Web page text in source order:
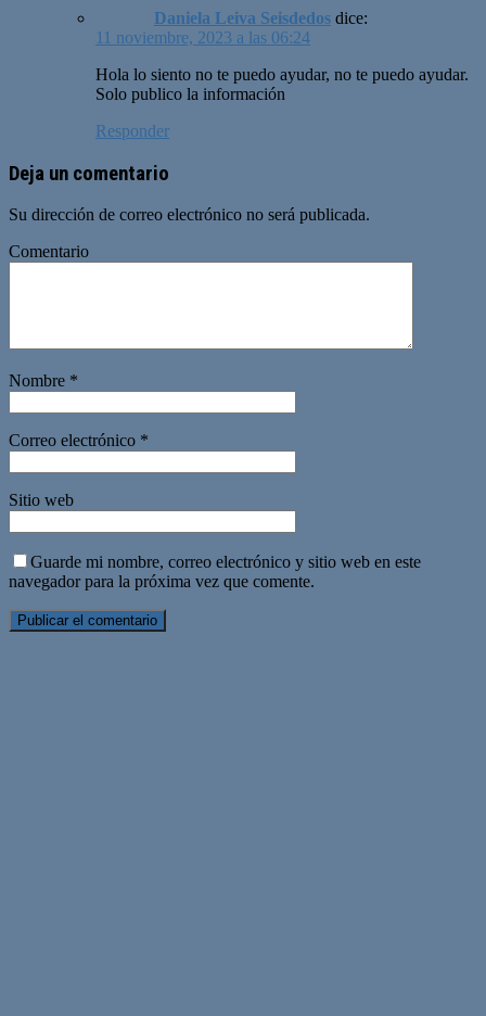
Daniela Leiva Seisdedos dice:
11 noviembre, 2023 a las 06:24
Hola lo siento no te puedo ayudar, no te puedo ayudar.
Solo publico la información
Responder
Deja un comentario
Su dirección de correo electrónico no será publicada.
Comentario
Nombre *
Correo electrónico *
Sitio web
Guarde mi nombre, correo electrónico y sitio web en este
navegador para la próxima vez que comente.